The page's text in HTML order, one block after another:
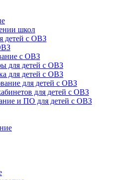
школ
детей с ОВЗ
с ОВЗ
для детей с ОВЗ
для детей с ОВЗ
для детей с ОВЗ
для детей с ОВЗ
и ПО для детей с ОВЗ